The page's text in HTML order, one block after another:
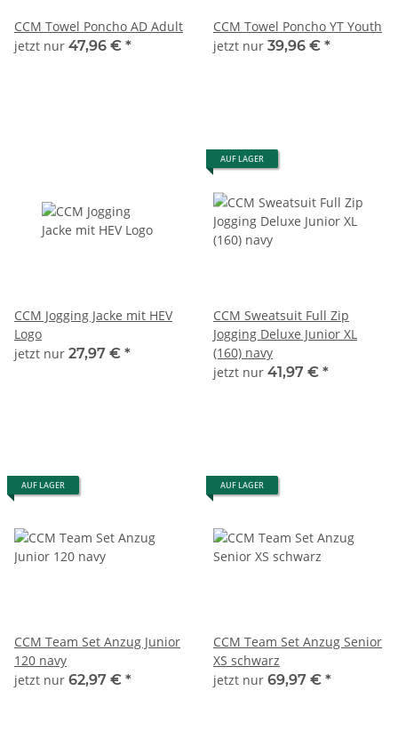
CCM Towel Poncho AD Adult
jetzt nur 47,96 € *
CCM Towel Poncho YT Youth
jetzt nur 39,96 € *
CCM Jogging Jacke mit HEV
Logo
jetzt nur 27,97 € *
AUF LAGER
CCM Sweatsuit Full Zip
Jogging Deluxe Junior XL
(160) navy
jetzt nur 41,97 € *
AUF LAGER
CCM Team Set Anzug Junior
120 navy
jetzt nur 62,97 € *
AUF LAGER
CCM Team Set Anzug Senior
XS schwarz
jetzt nur 69,97 € *